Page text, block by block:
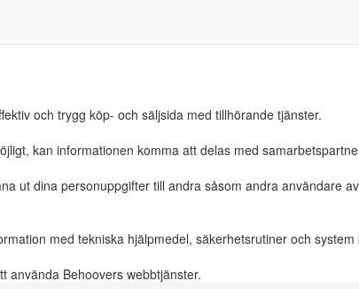
och trygg köp- och säljsida med tillhörande tjänster.
kan informationen komma att delas med
ut dina personuppgifter till andra såsom andra användare
med tekniska hjälpmedel, säkerhetsrutiner och
använda Behoovers webbtjänster.